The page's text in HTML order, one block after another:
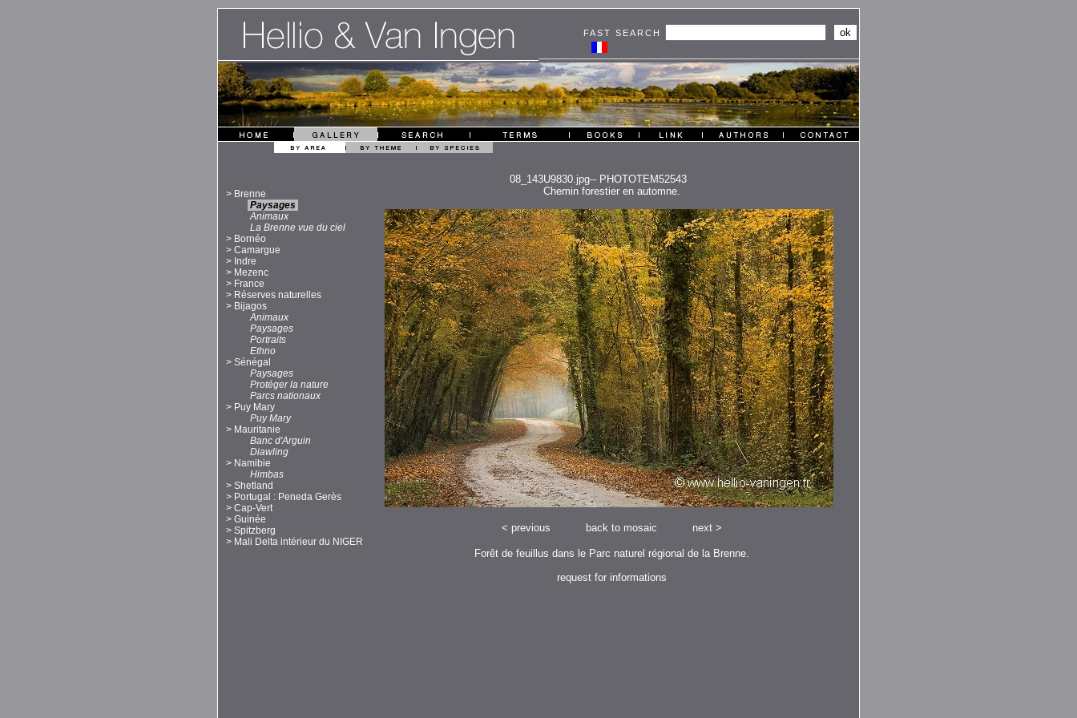
FAST SEARCH
08_143U9830.jpg-- PHOTOTEM52543
> Brenne
Paysages
Animaux
La Brenne vue du ciel
> Bornéo
> Camargue
> Indre
> Mezenc
> France
> Réserves naturelles
> Bijagos
Animaux
Paysages
Portraits
Ethno
> Sénégal
Paysages
Protéger la nature
Parcs nationaux
> Puy Mary
Puy Mary
> Mauritanie
Banc d'Arguin
Diawling
> Namibie
Himbas
> Shetland
> Portugal : Peneda Gerès
> Cap-Vert
> Guinée
> Spitzberg
> Mali Delta intérieur du NIGER
Chemin forestier en automne.
< previous back to mosaic next >
Forêt de feuillus dans le Parc naturel régional de la Brenne.
request for informations